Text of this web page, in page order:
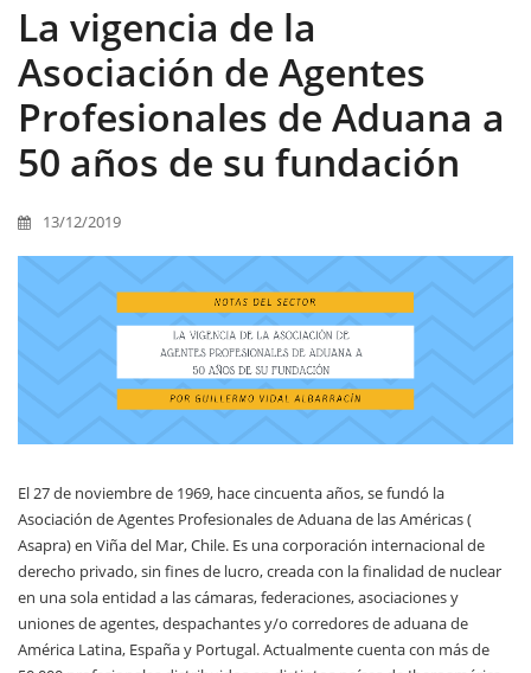
La vigencia de la
Asociación de Agentes
Profesionales de Aduana a
50 años de su fundación
13/12/2019
El 27 de noviembre de 1969, hace cincuenta años, se fundó la
Asociación de Agentes Profesionales de Aduana de las Américas (
Asapra) en Viña del Mar, Chile. Es una corporación internacional de
derecho privado, sin fines de lucro, creada con la finalidad de nuclear
en una sola entidad a las cámaras, federaciones, asociaciones y
uniones de agentes, despachantes y/o corredores de aduana de
América Latina, España y Portugal. Actualmente cuenta con más de